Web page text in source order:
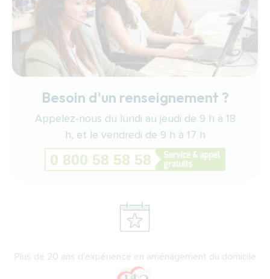
Besoin d'un renseignement ?
Appelez-nous du lundi au jeudi de 9 h à 18
h, et le vendredi de 9 h à 17 h
Plus de 20 ans d'expérience en aménagement du domicile